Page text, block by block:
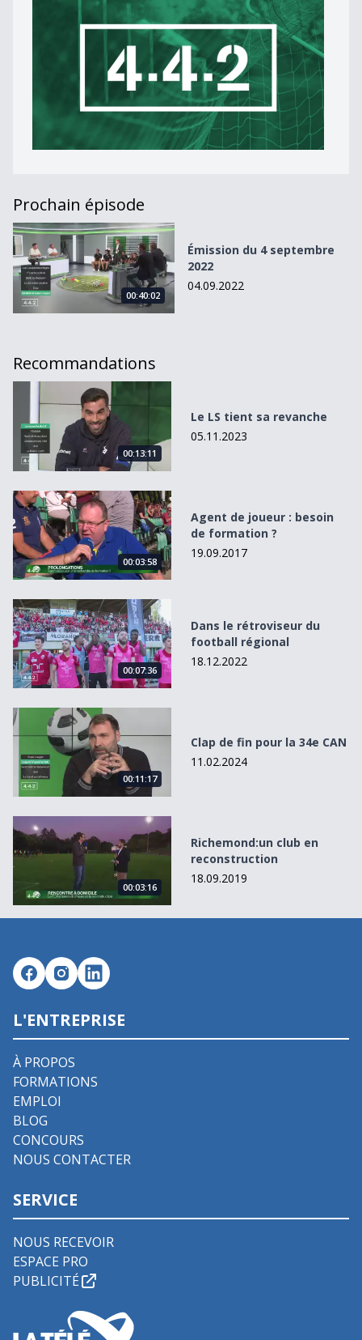
Prochain épisode
Émission du 4 septembre 2022
00:40:02
Émission du 4 septembre
2022
04.09.2022
Recommandations
Le LS tient sa revanche
00:13:11
Le LS tient sa revanche
05.11.2023
Agent de joueur : besoin de formation ?
00:03:58
Agent de joueur : besoin
de formation ?
19.09.2017
Dans le rétroviseur du football régional
00:07:36
Dans le rétroviseur du
football régional
18.12.2022
Clap de fin pour la 34e CAN
00:11:17
Clap de fin pour la 34e CAN
11.02.2024
Richemond:un club en reconstruction
00:03:16
Richemond:un club en
reconstruction
18.09.2019
L'ENTREPRISE
À PROPOS
FORMATIONS
EMPLOI
BLOG
CONCOURS
NOUS CONTACTER
SERVICE
NOUS RECEVOIR
ESPACE PRO
PUBLICITÉ